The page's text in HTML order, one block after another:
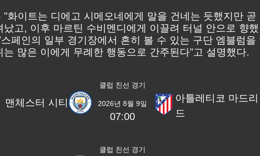
"화이트는 디에고 시메오네에게 말을 건네는 듯했지만 곧
났고, 이후 마르틴 수비멘디에게 이끌려 터널 안으로 향했
페인의 일부 경기장에서 흔히 볼 수 있는 구단 엠블럼을
는 많은 이에게 무례한 행동으로 간주된다"고 설명했다.
클럽 친선 경기
맨체스터 시티 2026년 8월 9일
07:00
아틀레티코 마드리
드
클럽 친선 경기